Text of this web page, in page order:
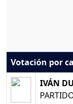
Votación por
IVÁN